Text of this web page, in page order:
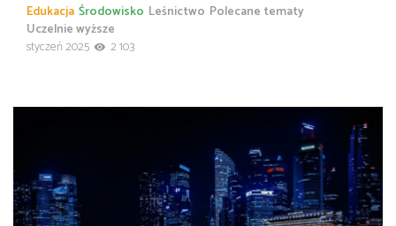
Edukacja Leśnictwo Polecane tematy
Środowisko
Uczelnie wyższe
styczeń 2025
2 103